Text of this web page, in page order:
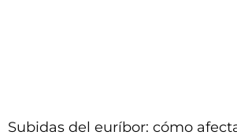
Subidas del euríbor: cómo